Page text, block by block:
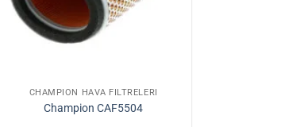
CHAMPION HAVA FILTRELERI
Champion CAF5504